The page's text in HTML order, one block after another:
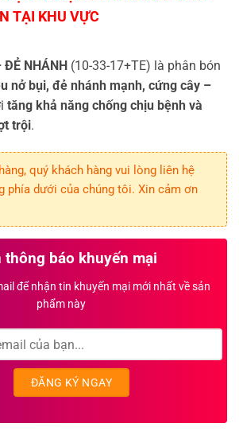
ĐẺ NHÁNH (10-33-17+TE) là phân bón
nở bụi, đẻ nhánh mạnh, cứng cây –
tăng khả năng chống chịu bệnh và
trội.
quý khách hàng vui lòng liên hệ
phía dưới của chúng tôi. Xin cảm ơn
thông báo khuyến mại
để nhận tin khuyến mại mới nhất về sản
phẩm này